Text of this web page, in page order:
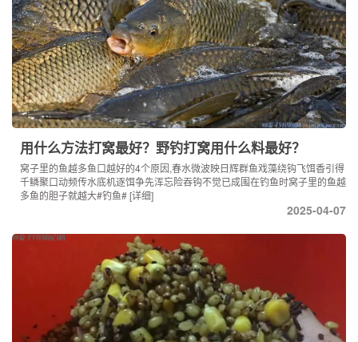
用什么方法打窝最好？野钓打窝用什么料最好？
窝子里的鱼越多鱼口越好的4个原因,春水微波映日辉群鱼戏藻绕钩飞饵香引得
千鳞聚口动频传水底机逐饵争先浑忘险吞钩不觉已成围在钓鱼时窝子里的鱼越
多鱼的胆子就越大#钓鱼#[详细]
2025-04-07